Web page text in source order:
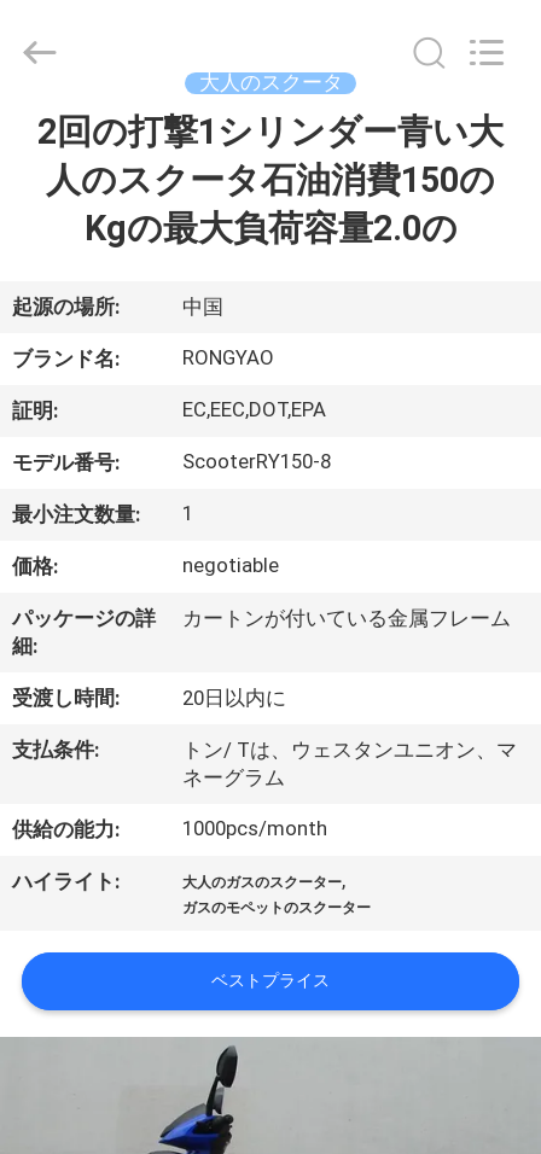
ダ
ク
ト
私
に
つ
い
て
工
場
行
品
Shanghai
Rongyao
Reserved.
大人のスクータ
2回の打撃1シリンダー青い大
人のスクータ石油消費150の
Kgの最大負荷容量2.0の
起源の場所: 中国
ブランド名: RONGYAO
証明: EC,EEC,DOT,EPA
モデル番号: ScooterRY150-8
最小注文数量: 1
価格: negotiable
パッケージの詳
細:
カートンが付いている金属フレーム
受渡し時間: 20日以内に
支払条件:
トン/ Tは、ウェスタンユニオン、マ
ネーグラム
供給の能力: 1000pcs/month
ハイライト: 大人のガスのスクーター,
ガスのモペットのスクーター
ベストプライス